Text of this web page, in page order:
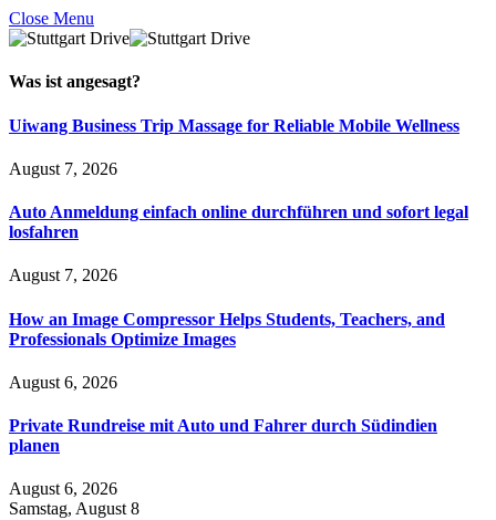
Close Menu
Was ist angesagt?
Uiwang Business Trip Massage for Reliable Mobile Wellness
August 7, 2026
Auto Anmeldung einfach online durchführen und sofort legal
losfahren
August 7, 2026
How an Image Compressor Helps Students, Teachers, and
Professionals Optimize Images
August 6, 2026
Private Rundreise mit Auto und Fahrer durch Südindien
planen
August 6, 2026
Samstag, August 8